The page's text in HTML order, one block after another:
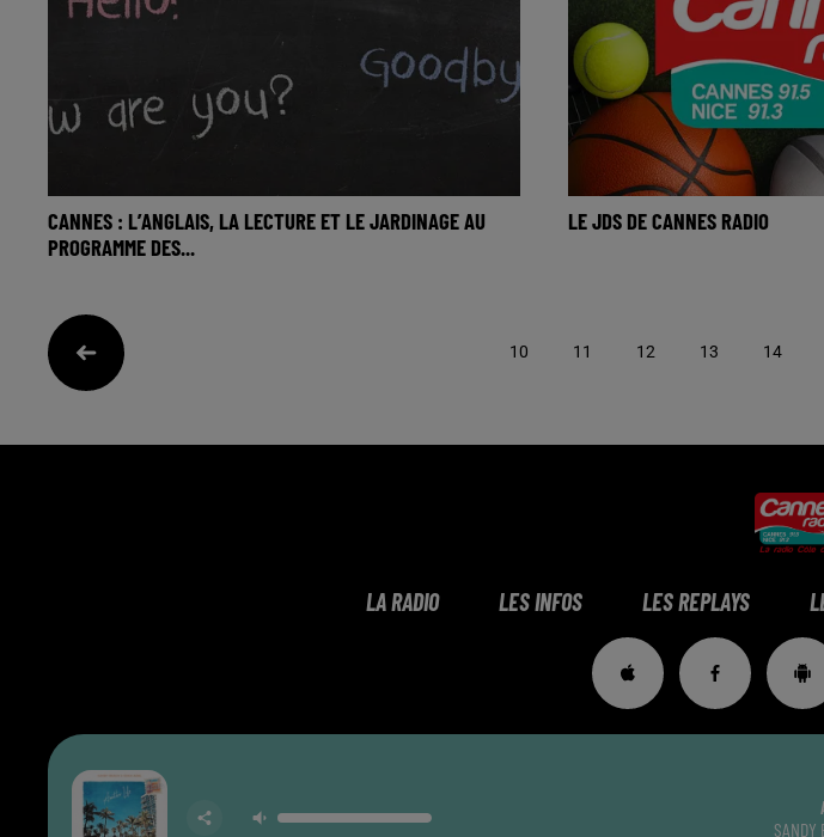
CANNES : L’ANGLAIS, LA LECTURE ET LE JARDINAGE AU
PROGRAMME DES...
LE JDS DE CANNES RADIO
10 11 12 13 14
LA RADIO LES INFOS LES REPLAYS
SANDY